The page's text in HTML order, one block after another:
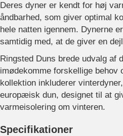
Deres dyner er kendt for høj
åndbarhed, som giver optimal
hele natten igennem. Dynerne
samtidig med, at de giver en
Ringsted Duns brede udvalg af
imødekomme forskellige behov
kollektion inkluderer
europæisk dun, designet til at
varmeisolering om vinteren.
Specifikationer